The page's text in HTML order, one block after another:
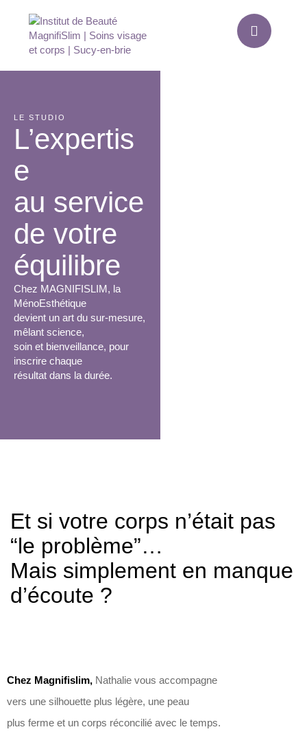
LE STUDIO
L’expertis
e
au service
de votre
équilibre
Chez MAGNIFISLIM, la
MénoEsthétique
devient un art du sur-mesure,
mêlant science,
soin et bienveillance, pour
inscrire chaque
résultat dans la durée.
Et si votre corps n’était pas
“le problème”…
Mais simplement en manque
d’écoute ?
Chez Magnifislim, Nathalie vous accompagne
vers une silhouette plus légère, une peau
plus ferme et un corps réconcilié avec le temps.